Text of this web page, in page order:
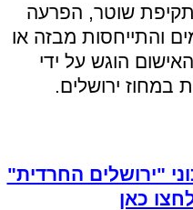
שוטר, הפרעה
והתייחסות מבזה או
הוגש על ידי
ירושלים.
"ירושלים החרדית"
כאן